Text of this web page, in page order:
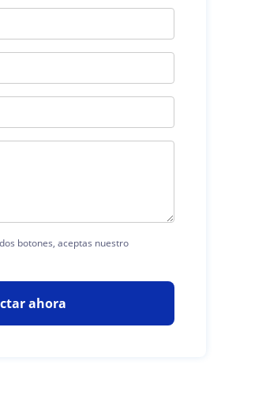
botones, aceptas nuestro
ahora